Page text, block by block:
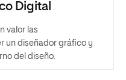
Digital
valor las
un diseñador gráfico y
del diseño.